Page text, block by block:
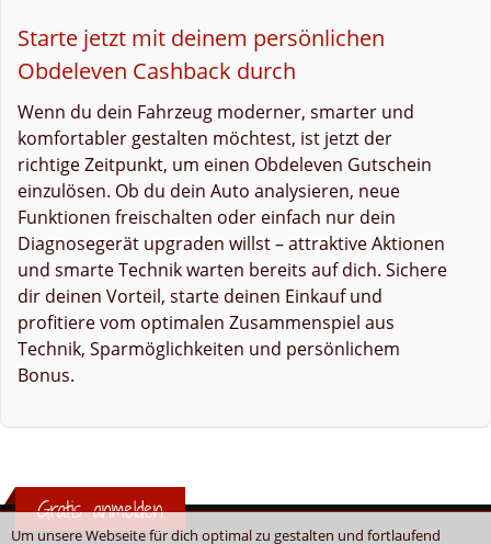
Um unsere Webseite für dich optimal zu gestalten und fortlaufend
Starte jetzt mit deinem persönlichen
Obdeleven Cashback durch
Wenn du dein Fahrzeug moderner, smarter und
komfortabler gestalten möchtest, ist jetzt der
richtige Zeitpunkt, um einen Obdeleven Gutschein
einzulösen. Ob du dein Auto analysieren, neue
Funktionen freischalten oder einfach nur dein
Diagnosegerät upgraden willst – attraktive Aktionen
und smarte Technik warten bereits auf dich. Sichere
dir deinen Vorteil, starte deinen Einkauf und
profitiere vom optimalen Zusammenspiel aus
Technik, Sparmöglichkeiten und persönlichem
Bonus.
Gratis anmelden